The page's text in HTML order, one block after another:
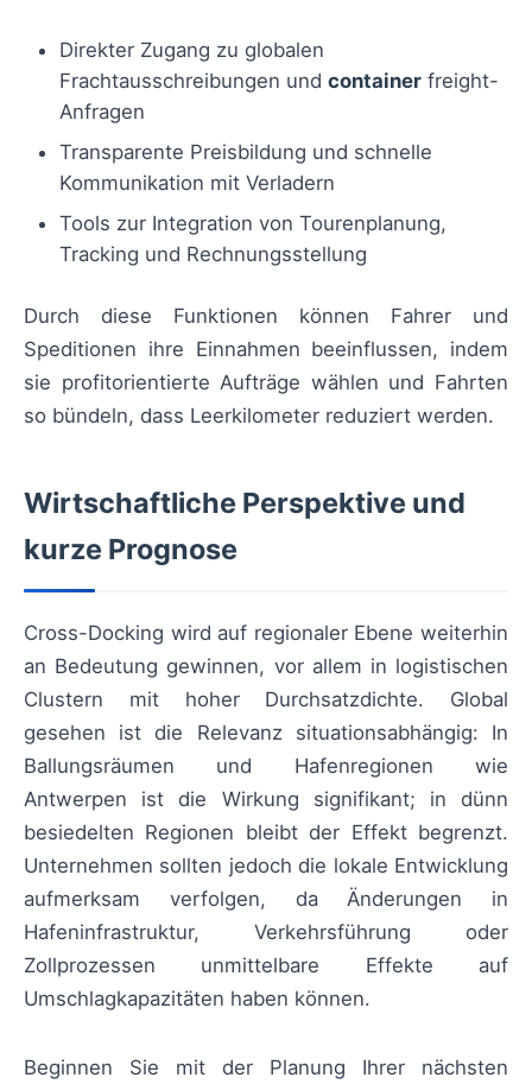
Direkter Zugang zu globalen
Frachtausschreibungen und container freight-
Anfragen
Transparente Preisbildung und schnelle
Kommunikation mit Verladern
Tools zur Integration von Tourenplanung,
Tracking und Rechnungsstellung
Durch diese Funktionen können Fahrer und
Speditionen ihre Einnahmen beeinflussen, indem
sie profitorientierte Aufträge wählen und Fahrten
so bündeln, dass Leerkilometer reduziert werden.
Wirtschaftliche Perspektive und
kurze Prognose
Cross-Docking wird auf regionaler Ebene weiterhin
an Bedeutung gewinnen, vor allem in logistischen
Clustern mit hoher Durchsatzdichte. Global
gesehen ist die Relevanz situationsabhängig: In
Ballungsräumen und Hafenregionen wie
Antwerpen ist die Wirkung signifikant; in dünn
besiedelten Regionen bleibt der Effekt begrenzt.
Unternehmen sollten jedoch die lokale Entwicklung
aufmerksam verfolgen, da Änderungen in
Hafeninfrastruktur, Verkehrsführung oder
Zollprozessen unmittelbare Effekte auf
Umschlagkapazitäten haben können.
Beginnen Sie mit der Planung Ihrer nächsten